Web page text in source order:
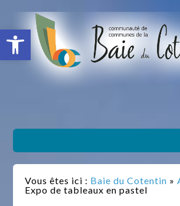
Ouvrir la barre
Vous êtes ici : Baie du Cotentin »
Expo de tableaux en pastel